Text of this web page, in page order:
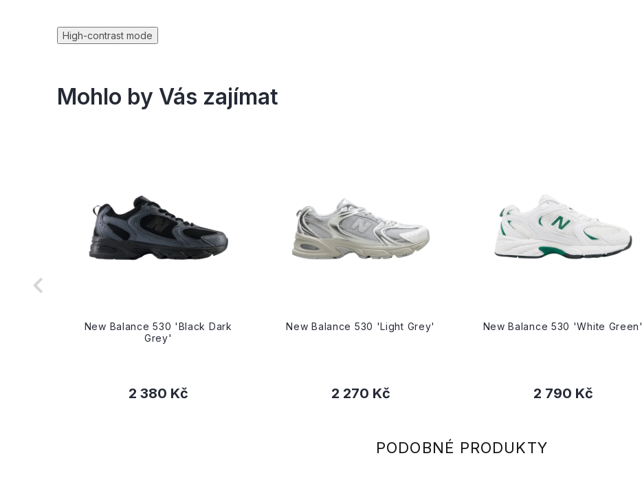
High-contrast mode
New Balance 530 'Black Dark
Grey'
2 380 Kč
New Balance 530 'Light Grey'
2 270 Kč
New Balance 530 'White Green'
2 790 Kč